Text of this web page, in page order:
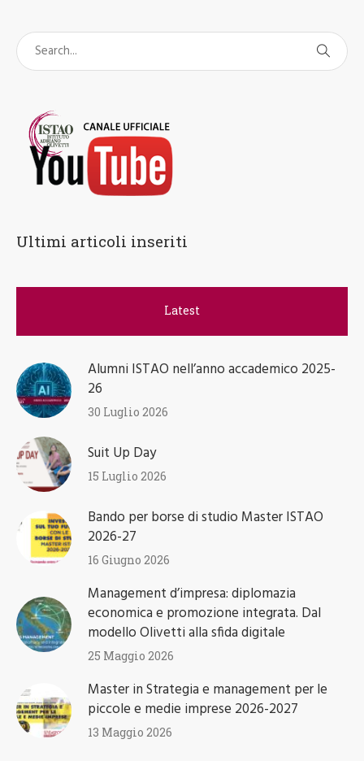
Ultimi articoli inseriti
Latest
Alumni ISTAO nell’anno accademico 2025-
26
30 Luglio 2026
Suit Up Day
15 Luglio 2026
Bando per borse di studio Master ISTAO
2026-27
16 Giugno 2026
Management d’impresa: diplomazia
economica e promozione integrata. Dal
modello Olivetti alla sfida digitale
25 Maggio 2026
Master in Strategia e management per le
piccole e medie imprese 2026-2027
13 Maggio 2026